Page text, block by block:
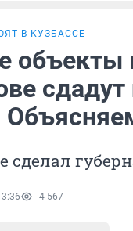
В КУЗБАССЕ
объекты
сделал
4 567